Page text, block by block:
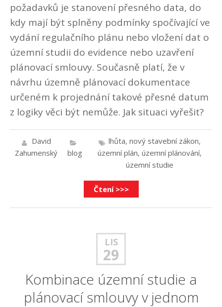
požadavků je stanovení přesného data, do
kdy mají být splněny podmínky spočívající ve
vydání regulačního plánu nebo vložení dat o
územní studii do evidence nebo uzavření
plánovací smlouvy. Současně platí, že v
návrhu územně plánovací dokumentace
určeném k projednání takové přesné datum
z logiky věci být nemůže. Jak situaci vyřešit?
David
Zahumenský
blog
lhůta, nový stavební zákon,
územní plán, územní plánování,
územní studie
Čtení >>>
LIS
29
Kombinace územní studie a
plánovací smlouvy v jednom